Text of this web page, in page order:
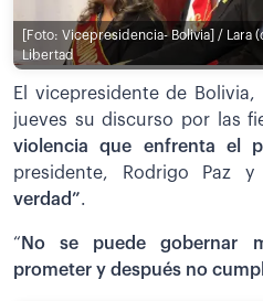
[Foto: Vicepresidencia- Bolivia] / Lara
Libertad
El vicepresidente de
jueves su discurso por las
violencia que enfrenta el
presidente, Rodrigo Paz
verdad”.
“ No se puede gobernar
prometer y después no